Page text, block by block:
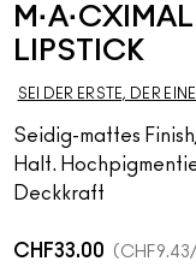
LIPSTICK
SEI DER ERSTE, DER
Seidig-mattes
Halt.
Deckkraft
CHF33.00 CHF9.43